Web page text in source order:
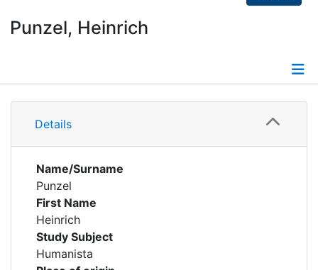
Punzel, Heinrich
Details
Details
Name/Surname
Punzel
First Name
Heinrich
Study Subject
Humanista